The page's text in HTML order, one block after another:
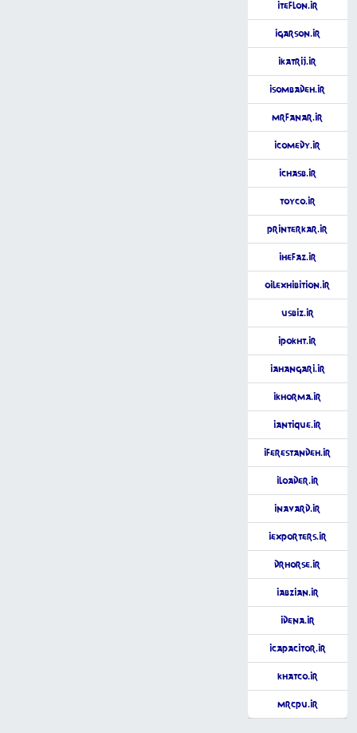
iTeflon.ir
iGarson.ir
iKatrij.ir
iSombadeh.ir
MrFanar.ir
iComedy.ir
iChasb.ir
ToyCo.ir
PrinterKar.ir
iHefaz.ir
OilExhibition.ir
USbiz.ir
iPokht.ir
iAhangari.ir
iKhorma.ir
iAntique.ir
iFerestandeh.ir
iLoader.ir
iNavard.ir
iExporters.ir
DrHorse.ir
iAbzian.ir
iDena.ir
iCapacitor.ir
KhatCo.ir
MrCPU.ir